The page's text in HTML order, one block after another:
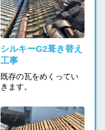
シルキーG2葺き替え
工事
既存の瓦をめくってい
きます。